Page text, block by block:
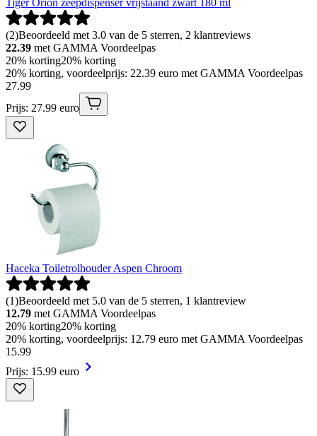
(2)Beoordeeld met 3.0 van de 5 sterren, 2 klantreviews
22.39 met GAMMA Voordeelpas
20% korting20% korting
20% korting, voordeelprijs: 22.39 euro met GAMMA Voordeelpas
27.99
Prijs: 27.99 euro
Haceka Toiletrolhouder Aspen Chroom
(1)Beoordeeld met 5.0 van de 5 sterren, 1 klantreview
12.79 met GAMMA Voordeelpas
20% korting20% korting
20% korting, voordeelprijs: 12.79 euro met GAMMA Voordeelpas
15.99
Prijs: 15.99 euro